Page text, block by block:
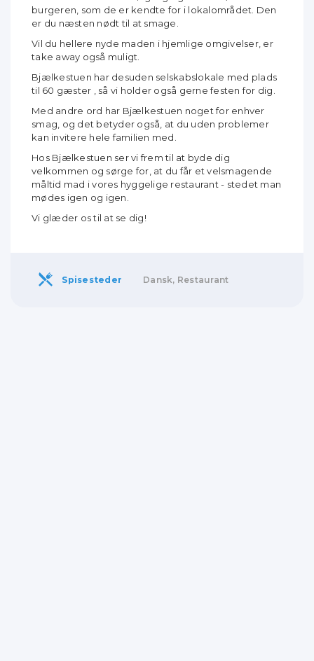
burgeren, som de er kendte for i lokalområdet. Den
er du næsten nødt til at smage.
Vil du hellere nyde maden i hjemlige omgivelser, er
take away også muligt.
Bjælkestuen har desuden selskabslokale med plads
til 60 gæster , så vi holder også gerne festen for dig.
Med andre ord har Bjælkestuen noget for enhver
smag, og det betyder også, at du uden problemer
kan invitere hele familien med.
Hos Bjælkestuen ser vi frem til at byde dig
velkommen og sørge for, at du får et velsmagende
måltid mad i vores hyggelige restaurant - stedet man
mødes igen og igen.
Vi glæder os til at se dig!
Spisesteder Dansk, Restaurant